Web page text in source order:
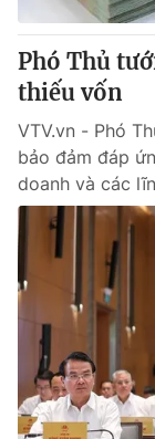
Thị trường
Tư vấn
Lịch phát
Chuyên mục khác
Emagazine
Photo
Video
VTV Money
VTV Sức khoẻ
Phó Thủ
thiếu vốn
VTV.vn - Phó
bảo đảm đáp
doanh và các